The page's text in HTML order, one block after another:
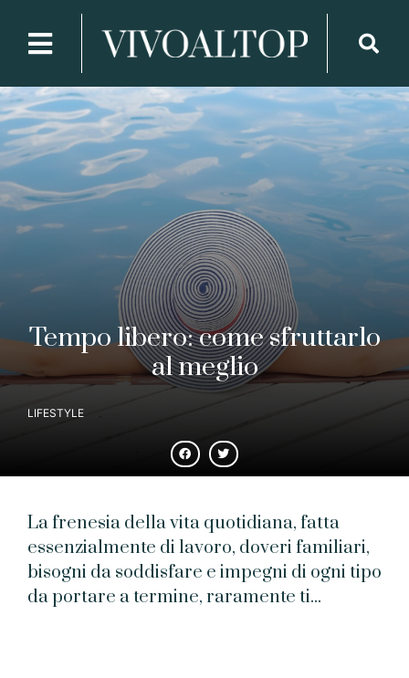
Tempo libero: come sfruttarlo
al meglio
LIFESTYLE
La frenesia della vita quotidiana, fatta
essenzialmente di lavoro, doveri familiari,
bisogni da soddisfare e impegni di ogni tipo
da portare a termine, raramente ti...